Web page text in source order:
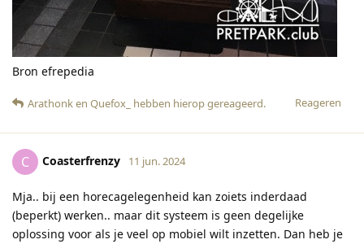
Bron efrepedia
Reageren
Arathonken Quefox_ hebben hierop gereageerd.
C Coasterfrenzy 11 jun. 2024
Mja.. bij een horecagelegenheid kan zoiets inderdaad
(beperkt) werken.. maar dit systeem is geen degelijke
oplossing voor als je veel op mobiel wilt inzetten. Dan heb je